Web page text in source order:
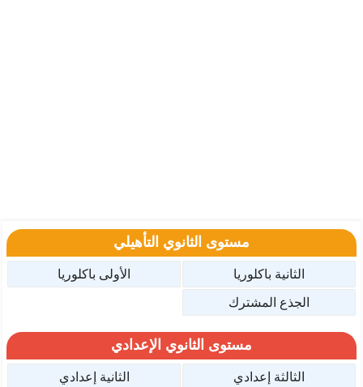
مستوى الثانوي التأهيلي
الثانية باكلوريا
الأولى باكلوريا
الجذع المشترك
مستوى الثانوي الإعدادي
الثالثة إعدادي
الثانية إعدادي